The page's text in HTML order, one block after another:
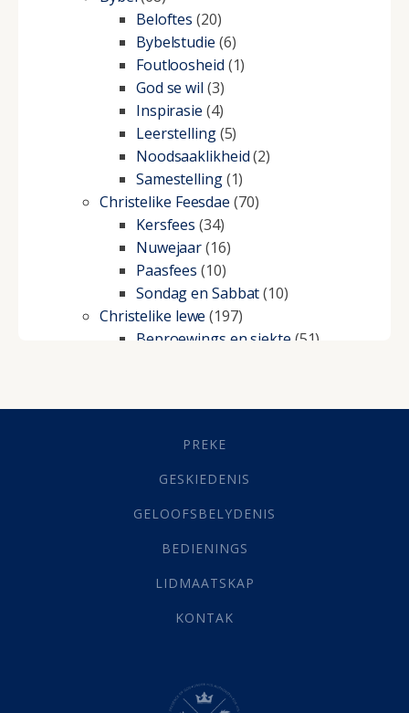
Beloftes (20)
Bybelstudie (6)
Foutloosheid (1)
God se wil (3)
Inspirasie (4)
Leerstelling(5)
Noodsaaklikheid(2)
Samestelling(1)
Christelike Feesdae (70)
Kersfees (34)
Nuwejaar(16)
Paasfees (10)
Sondag en Sabbat(10)
Christelike lewe (197)
Beproewings en siekte (51)
Geestelike Groei(10)
(21)
Grys Areas(4)
Lewensdoel(3)
Selfondersoek(1)
Werk(22)
(142)
Hemel (31)
PREKE
GESKIEDENIS
GELOOFSBELYDENIS
BEDIENINGS
LIDMAATSKAP
KONTAK